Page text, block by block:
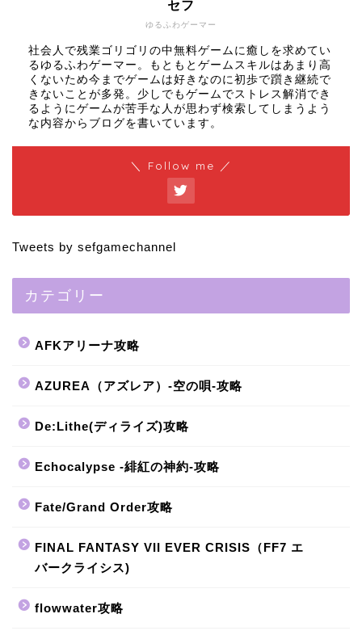
ゆるふわゲーマー
セフ
社会人で残業ゴリゴリの中無料ゲームに癒しを求めてい
るゆるふわゲーマー。もともとゲームスキルはあまり高
くないため今までゲームは好きなのに初歩で躓き継続で
きないことが多発。少しでもゲームでストレス解消でき
るようにゲームが苦手な人が思わず検索してしまうよう
な内容からブログを書いています。
＼ Follow me ／
Tweets by sefgamechannel
カテゴリー
AFKアリーナ攻略
AZUREA（アズレア）-空の唄-攻略
De:Lithe(ディライズ)攻略
Echocalypse -緋紅の神約-攻略
Fate/Grand Order攻略
FINAL FANTASY VII EVER CRISIS（FF7 エ
バークライシス)
flowwater攻略